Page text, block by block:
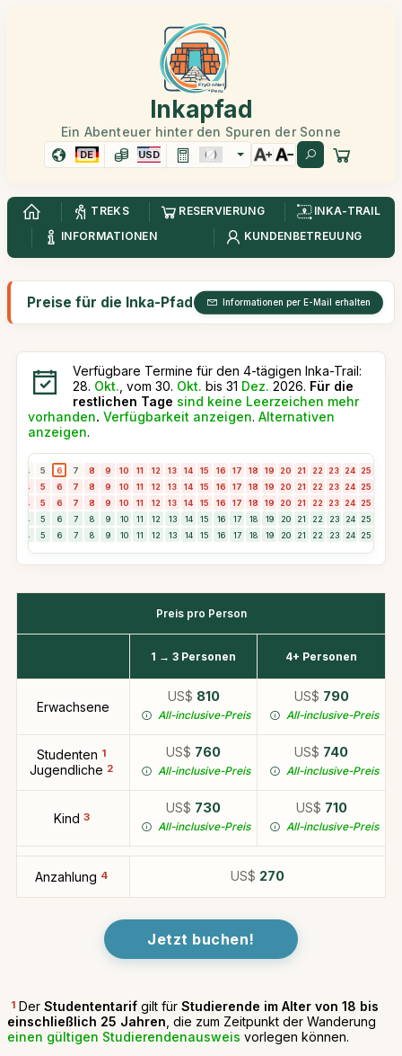
Inkapfad
Ein Abenteuer hinter den Spuren der Sonne
DE USD
TREKS RESERVIERUNG
INKA-TRAIL
INFORMATIONEN
KUNDENBETREUUNG
Preise für die Inka-Pfad Klassisch 4 Tage
Informationen per E-Mail erhalten
Verfügbare Termine für den 4-tägigen Inka-Trail:
28. Okt. , vom 30. Okt. bis 31 Dez. 2026. Für die
restlichen Tage sind keine Leerzeichen mehr
vorhanden. Verfügbarkeit anzeigen. Alternativen
anzeigen.
4 5 6 7 8 9 10 11 12 13 14 15 16 17 18 19 20 21 22 23 24 25
4 5 6 7 8 9 10 11 12 13 14 15 16 17 18 19 20 21 22 23 24 25
4 5 6 7 8 9 10 11 12 13 14 15 16 17 18 19 20 21 22 23 24 25
4 5 6 7 8 9 10 11 12 13 14 15 16 17 18 19 20 21 22 23 24 25
4 5 6 7 8 9 10 11 12 13 14 15 16 17 18 19 20 21 22 23 24 25
Preis pro Person
1 → 3 Personen 4+ Personen
Erwachsene
US$ 810
All-inclusive-Preis
US$ 790
All-inclusive-Preis
Studenten 1
Jugendliche 2
US$ 760
All-inclusive-Preis
US$ 740
All-inclusive-Preis
Kind 3
US$ 730
All-inclusive-Preis
US$ 710
All-inclusive-Preis
Anzahlung 4 US$ 270
Jetzt buchen!
1 Der Studententarif gilt für Studierende im Alter von 18 bis
einschließlich 25 Jahren , die zum Zeitpunkt der Wanderung
einen gültigen Studierendenausweis vorlegen können.